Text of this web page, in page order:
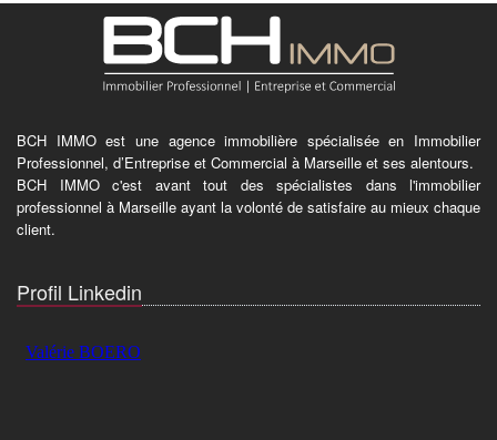
BCH IMMO est une agence immobilière spécialisée en Immobilier
Professionnel, d’Entreprise et Commercial à Marseille et ses alentours.
BCH IMMO c'est avant tout des spécialistes dans l'immobilier
professionnel à Marseille ayant la volonté de satisfaire au mieux chaque
client.
Profil Linkedin